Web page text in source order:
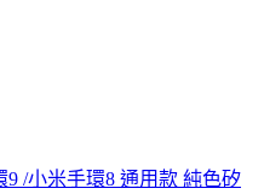
9 /小米手環8 通用款 純色矽